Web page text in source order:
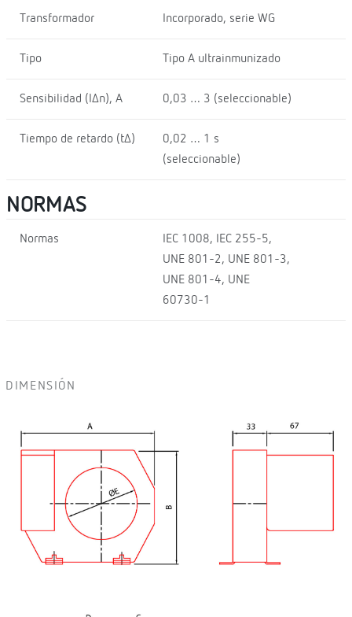
Transformador Incorporado, serie WG
Tipo Tipo A ultrainmunizado
Sensibilidad (I∆n), A 0,03 … 3 (seleccionable)
Tiempo de retardo (t∆)
0,02 … 1 s
(seleccionable)
NORMAS
Normas
IEC 1008, IEC 255-5,
UNE 801-2, UNE 801-3,
UNE 801-4, UNE
60730-1
DIMENSIÓN